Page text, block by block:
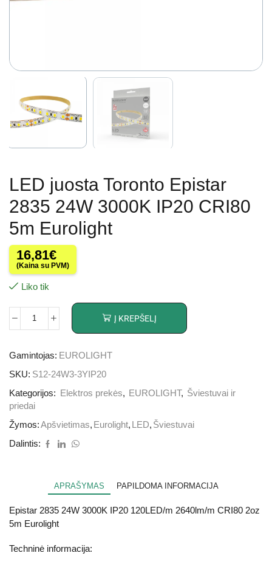
LED juosta Toronto Epistar
2835 24W 3000K IP20 CRI80
5m Eurolight
16,81€
(Kaina su PVM)
Liko tik
Į KREPŠELĮ
Gamintojas: EUROLIGHT
SKU: S12-24W3-3YIP20
Kategorijos:
Elektros prekės, EUROLIGHT, Šviestuvai ir
priedai
Žymos:Apšvietimas, Eurolight, LED, Šviestuvai
Dalintis:
APRAŠYMAS PAPILDOMA INFORMACIJA
Epistar 2835 24W 3000K IP20 120LED/m 2640lm/m CRI80 2oz
5m Eurolight
Techninė informacija: